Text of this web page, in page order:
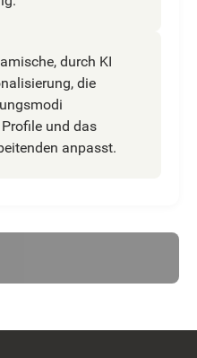
durch KI
die
und das
anpasst.